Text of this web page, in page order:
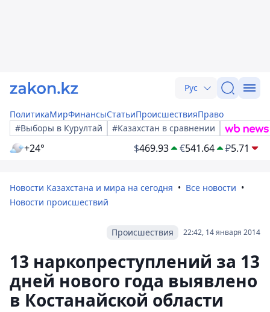
Рус
ПолитикаМирФинансыСтатьиПроисшествияПраво
#Выборы в Курултай
#Казахстан в сравнении
+24° $469.93 €541.64 ₽5.71
Новости Казахстана и мира на сегодня
Все новости
Новости происшествий
22:42, 14 января 2014
Происшествия
13 наркопреступлений за 13
дней нового года выявлено
в Костанайской области